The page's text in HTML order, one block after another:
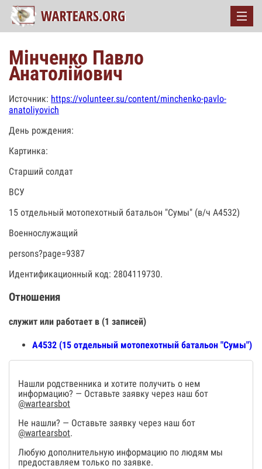
Мінченко Павло
Анатолійович
Источник: https://volunteer.su/content/minchenko-pavlo-
anatoliyovich
День рождения:
Картинка:
Старший солдат
ВСУ
15 отдельный мотопехотный батальон "Сумы" (в/ч А4532)
Военнослужащий
persons?page=9387
Идентификационный код: 2804119730.
Отношения
служит или работает в (1 записей)
А4532 (15 отдельный мотопехотный батальон "Сумы")
Нашли родственника и хотите получить о нем
информацию? — Оставьте заявку через наш бот
@wartearsbot
Не нашли? — Оставьте заявку через наш бот
@wartearsbot.
Любую дополнительную информацию по людям мы
предоставляем только по заявке.